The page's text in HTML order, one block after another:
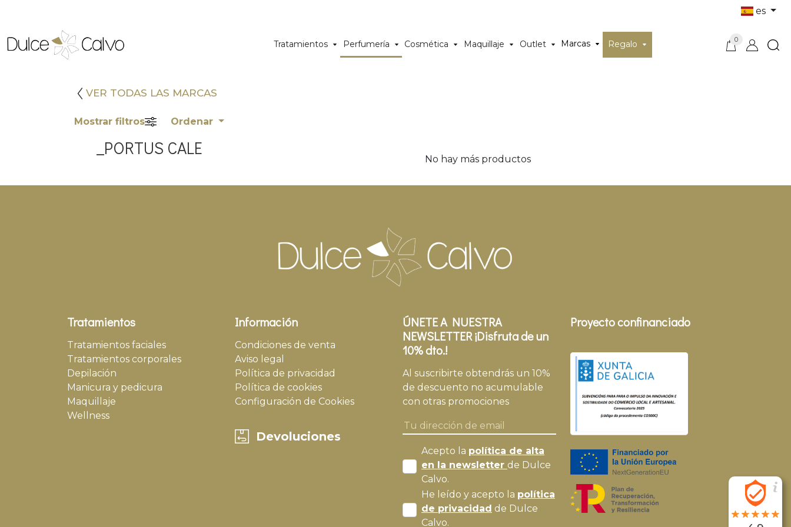
es
Tratamientos Perfumería Cosmética Maquillaje Outlet Marcas Regalo 0
VER TODAS LAS MARCAS
Mostrar filtros Ordenar
_PORTUS CALE
No hay más productos
Tratamientos
Tratamientos faciales
Tratamientos corporales
Depilación
Manicura y pedicura
Maquillaje
Wellness
Información
Condiciones de venta
Aviso legal
Política de privacidad
Política de cookies
Configuración de Cookies
Devoluciones
ÚNETE A NUESTRA
NEWSLETTER ¡Disfruta de un
10% dto.!
Al suscribirte obtendrás un 10%
de descuento no acumulable
con otras promociones
Acepto la política de alta
en la newsletter de Dulce
Calvo.
He leído y acepto la política
de privacidad de Dulce
Calvo.
Proyecto confinanciado